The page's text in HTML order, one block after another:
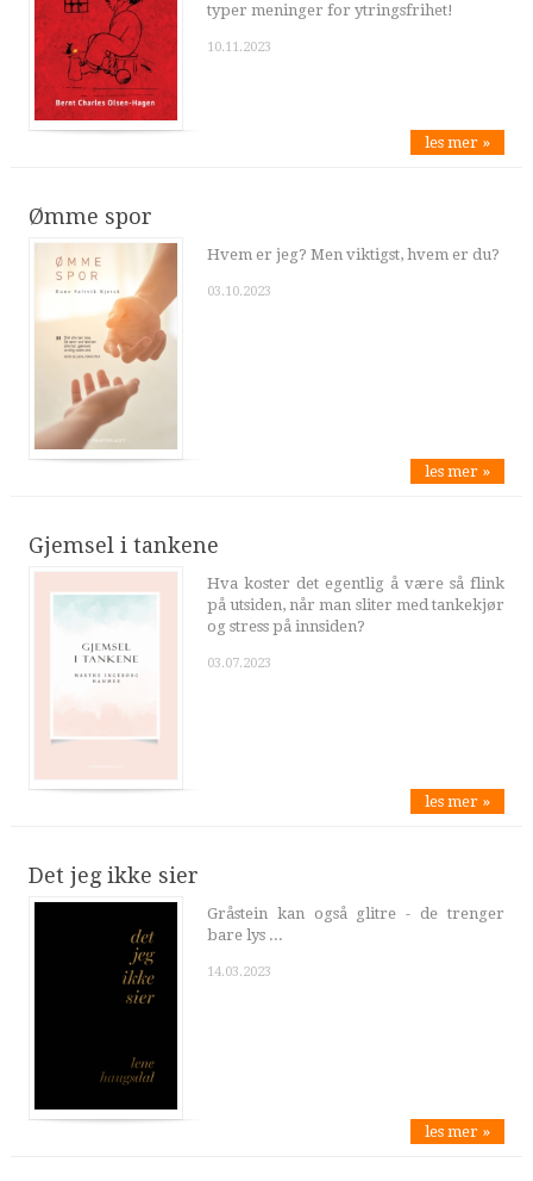
typer meninger for ytringsfrihet!
10.11.2023
les mer »
Ømme spor
Hvem er jeg? Men viktigst, hvem er du?
03.10.2023
les mer »
Gjemsel i tankene
Hva koster det egentlig å være så flink
på utsiden, når man sliter med tankekjør
og stress på innsiden?
03.07.2023
les mer »
Det jeg ikke sier
Gråstein kan også glitre - de trenger
bare lys ...
14.03.2023
les mer »